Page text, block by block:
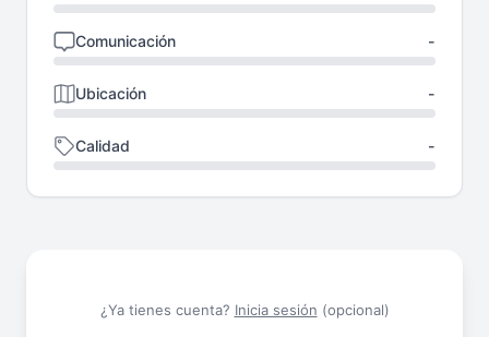
Comunicación -
Ubicación -
Calidad -
¿Ya tienes cuenta? Inicia sesión (opcional)